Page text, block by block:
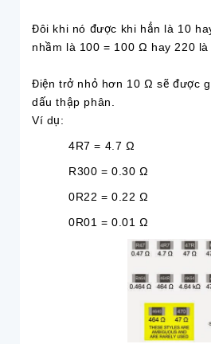
Đôi khi nó được khi hẳn là 10
nhầm là 100 = 100 Ω hay 220 là
Điện trở nhỏ hơn 10 Ω sẽ được
dấu thập phân.
Ví dụ:
4R7 = 4.7 Ω
R300 = 0.30 Ω
0R22 = 0.22 Ω
0R01 = 0.01 Ω